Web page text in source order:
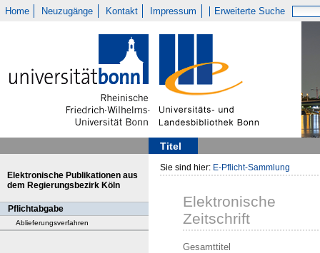
Home Neuzugänge Kontakt Impressum Erweiterte Suche
Titel
Elektronische Publikationen aus
dem Regierungsbezirk Köln
Pflichtabgabe
Ablieferungsverfahren
Sie sind hier: E-Pflicht-Sammlung
Elektronische
Zeitschrift
Gesamttitel